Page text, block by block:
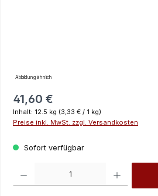
Abbildung ähnlich
Regulärer Preis:
41,60 €
Inhalt: 12.5 kg (3,33 € / 1 kg)
Preise inkl. MwSt. zzgl. Versandkosten
Sofort verfügbar